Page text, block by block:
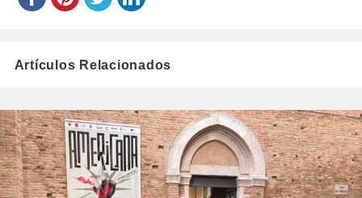
Artículos Relacionados